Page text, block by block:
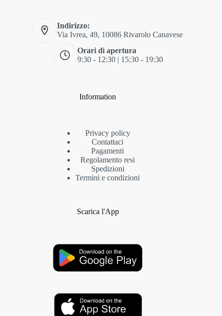
Indirizzo:
Via Ivrea, 49, 10086 Rivarolo Canavese
Orari di apertura
9:30 - 12:30 | 15:30 - 19:30
Information
Privacy policy
Contattaci
Pagamenti
Regolamento resi
Spedizioni
Termini e condizioni
Scarica l'App